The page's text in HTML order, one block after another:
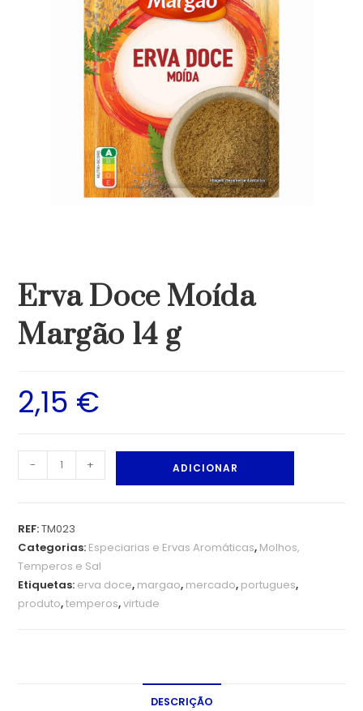
Erva Doce Moída
Margão 14 g
2,15 €
- + ADICIONAR
REF:TM023
Categorias: Especiarias e Ervas Aromáticas, Molhos,
Temperos e Sal
Etiquetas: erva doce, margao, mercado, portugues,
produto,temperos,virtude
DESCRIÇÃO